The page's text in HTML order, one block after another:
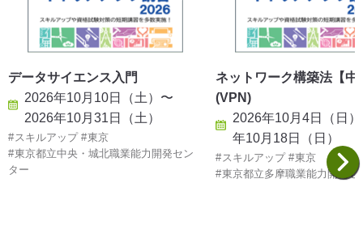
データサイエンス入門
2026年10月10日（土）〜
2026年10月31日（土）
スキルアップ
東京
東京都立中央・城北職業能力開発セン
ター
ネットワーク構築法【中
(VPN)
2026年10月4日（日
年10月18日（日）
スキルアップ
東京
東京都立多摩職業能力開発セ